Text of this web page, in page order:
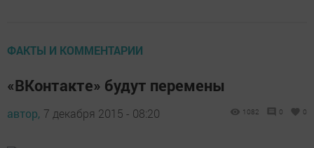
ФАКТЫ И КОММЕНТАРИИ
«ВКонтакте» будут перемены
автор, 7 декабря 2015 - 08:20 1082 0 0